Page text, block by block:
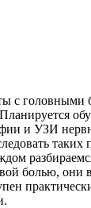
с головными
и УЗИ
болью, они